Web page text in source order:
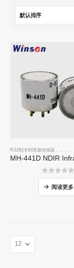
R32制冷剂泄漏传感器
05分
阅读更多